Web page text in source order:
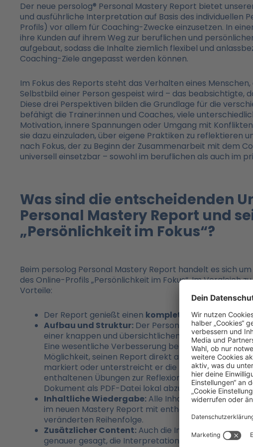
Der neue persolog® Personal Mastery Report bietet
und ausführliche Interpretation auf Basis des individuellen
Profils) vor allem für Coaching-Zwecke einzusetzen. In
ihre Kunden auf ihrem Weg zur beruflichen und
aufgebaut, sodass die Inhalte ziemlich flexibel und
Coaching-Ziele angepasst werden können.
Im Fokus des Reports steht das Verhalten eines
Selbstbild einer Person gespeist wird – das
Diese drei Perspektiven bilden die Grundlage für die
befähigt die Trainer:innen und Coaches, viele
Motivation, innere Spannungen oder Umgang mit
sie dazu einzuladen, über eigene Praktiken zu reflektieren
nach Fokus, der zu Beginn der Zusammenarbeit mit dem
universell einsetzbar – sowohl im beruflichen als auch im
Was sind die entscheidenden
Personal Mastery Report und
„Persönlichkeit im Fokus“?
Beim persolog Personal Mastery Report handelt es sich
des Online-Profils „Persönlichkeit im Fokus“. Im Vergleich
Vorteile:
Der Report genießt einen komplett neuen Look–
Aufbau und Struktur: Der Personal Mastery
einer knappen und übersichtlichen
Eine wesentliche Verbesserung betrifft den
Möglichkeit, seinen Report direkt am Bildschirm zu
markiert oder unterstreicht er die für ihn wichtigen
enthaltenen Übungen zur Reflexion und
Dokument als PDF-Datei lokal abzuspeichern.
Inhaltliche Wiedergabe: Alle Inhalte des
im neuen Mastery Report mit enthalten – allerdings
veränderten Reihenfolge.
Zusätzlicher Content: Auch die Inhalte aus
genauer gesagt, die Interpretationsstufen 4 – 7, sind